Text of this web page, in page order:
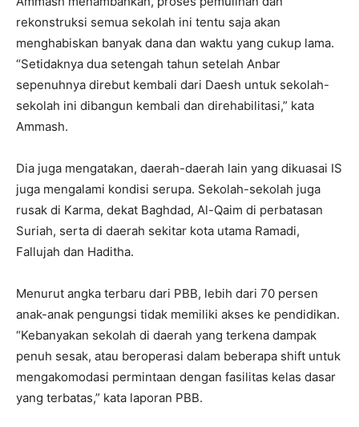
rekonstruksi semua sekolah ini tentu saja akan
menghabiskan banyak dana dan waktu yang cukup lama.
“Setidaknya dua setengah tahun setelah Anbar
sepenuhnya direbut kembali dari Daesh untuk sekolah-
sekolah ini dibangun kembali dan direhabilitasi,” kata
Ammash.
Dia juga mengatakan, daerah-daerah lain yang dikuasai IS
juga mengalami kondisi serupa. Sekolah-sekolah juga
rusak di Karma, dekat Baghdad, Al-Qaim di perbatasan
Suriah, serta di daerah sekitar kota utama Ramadi,
Fallujah dan Haditha.
Menurut angka terbaru dari PBB, lebih dari 70 persen
anak-anak pengungsi tidak memiliki akses ke pendidikan.
“Kebanyakan sekolah di daerah yang terkena dampak
penuh sesak, atau beroperasi dalam beberapa shift untuk
mengakomodasi permintaan dengan fasilitas kelas dasar
yang terbatas,” kata laporan PBB.